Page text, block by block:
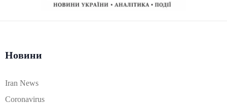
Новини
Iran News
Coronavirus